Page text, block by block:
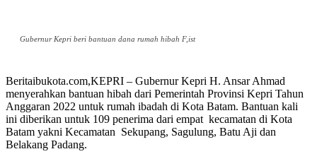
Gubernur Kepri beri bantuan dana rumah hibah F,ist
Beritaibukota.com,KEPRI – Gubernur Kepri H. Ansar Ahmad
menyerahkan bantuan hibah dari Pemerintah Provinsi Kepri Tahun
Anggaran 2022 untuk rumah ibadah di Kota Batam. Bantuan kali
ini diberikan untuk 109 penerima dari empat kecamatan di Kota
Batam yakni Kecamatan Sekupang, Sagulung, Batu Aji dan
Belakang Padang.